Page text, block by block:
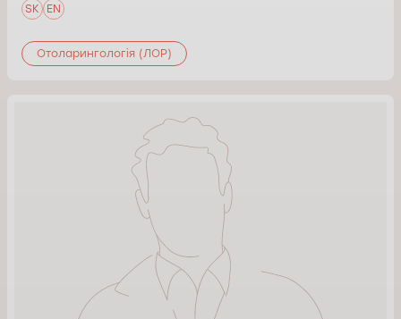
SK
EN
Отоларингологія (ЛОР)